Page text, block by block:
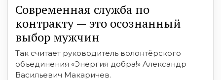
Современная служба по
контракту — это осознанный
выбор мужчин
Так считает руководитель волонтёрского
объединения «Энергия добра!» Александр
Васильевич Макаричев.